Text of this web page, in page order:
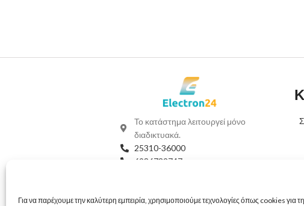
Για να παρέχουμε την καλύτερη εμπειρία, χρησιμοποιούμε τεχνολογίες όπως cookies για
Το κατάστημα λειτουργεί μόνο
διαδικτυακά.
25310-36000
6986732747
info@electron24.gr